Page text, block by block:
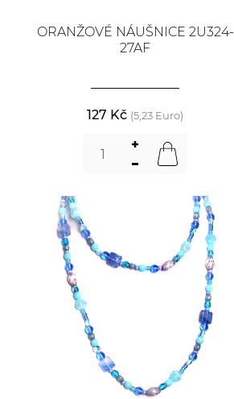
ORANŽOVÉ NÁUŠNICE 2U324-
27AF
127 Kč (5,23 Euro)